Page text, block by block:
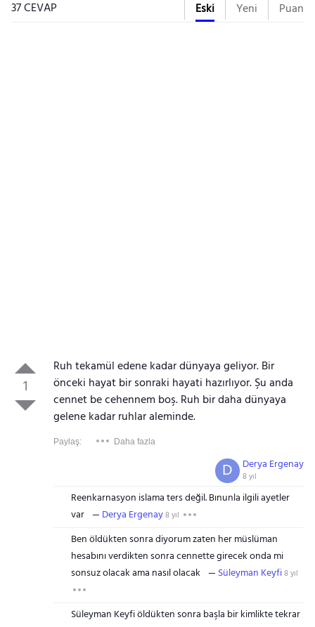
37 CEVAP Eski Yeni Puan
1
Ruh tekamül edene kadar dünyaya geliyor. Bir
önceki hayat bir sonraki hayati hazırlıyor. Şu anda
cennet be cehennem boş. Ruh bir daha dünyaya
gelene kadar ruhlar aleminde.
Paylaş: Daha fazla
Derya Ergenay
8 yıl
D
Reenkarnasyon islama ters değil. Bınunla ilgili ayetler
var
Derya Ergenay8 yıl
Ben öldükten sonra diyorum zaten her müslüman
hesabını verdikten sonra cennette girecek onda mi
sonsuz olacak ama nasıl olacak
Süleyman Keyfi8 yıl
Süleyman Keyfi öldükten sonra başla bir kimlikte tekrar